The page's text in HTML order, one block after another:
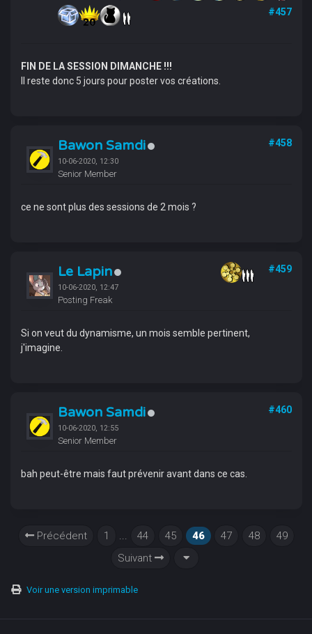
#457
FIN DE LA SESSION DIMANCHE !!!
Il reste donc 5 jours pour poster vos créations.
Bawon Samdi
10-06-2020, 12:30
Senior Member
#458
ce ne sont plus des sessions de 2 mois ?
Le Lapin
10-06-2020, 12:47
Posting Freak
#459
Si on veut du dynamisme, un mois semble pertinent,
j'imagine.
Bawon Samdi
10-06-2020, 12:55
Senior Member
#460
bah peut-être mais faut prévenir avant dans ce cas.
Précédent 1 ... 44 45 46 47 48
49
Suivant
Voir une version imprimable